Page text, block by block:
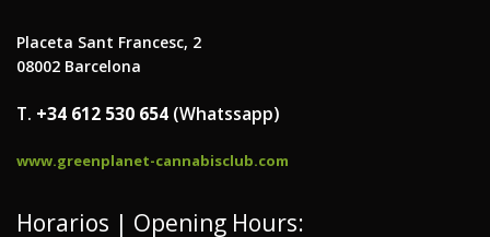
Placeta Sant Francesc, 2
08002 Barcelona
T. +34 612 530 654 (Whatssapp)
www.greenplanet-cannabisclub.com
Horarios | Opening Hours: